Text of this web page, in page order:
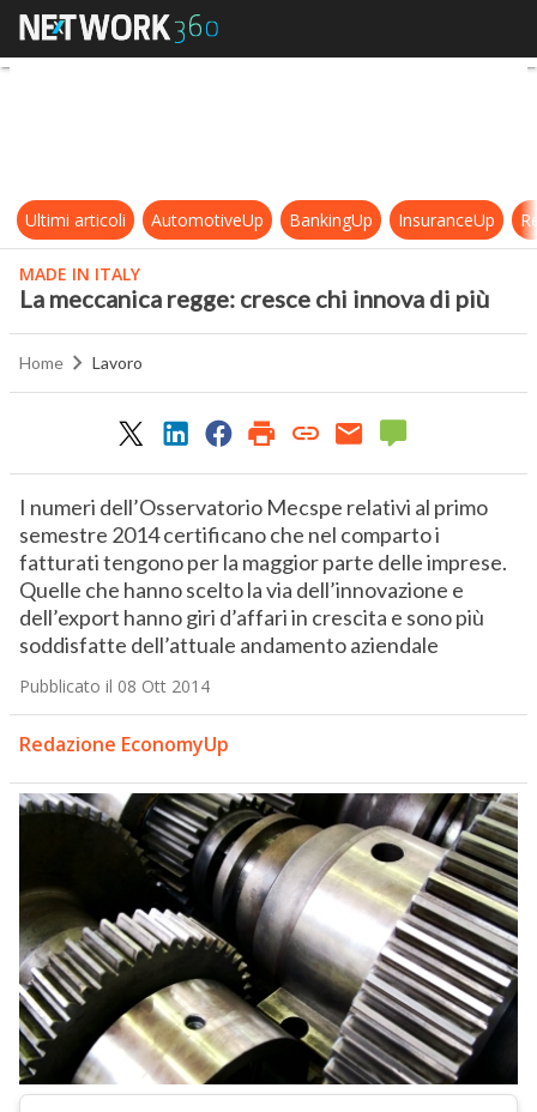
La meccanica regge: cresce chi
Ultimi articoli AutomotiveUp BankingUp InsuranceUp
MADE IN ITALY
La meccanica regge: cresce chi innova di più
Home Lavoro
I numeri dell’Osservatorio Mecspe relativi al primo
semestre 2014 certificano che nel comparto i
fatturati tengono per la maggior parte delle imprese.
Quelle che hanno scelto la via dell’innovazione e
dell’export hanno giri d’affari in crescita e sono più
soddisfatte dell’attuale andamento aziendale
Pubblicato il 08 Ott 2014
Redazione EconomyUp